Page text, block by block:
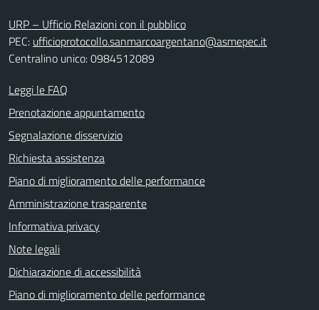
URP – Ufficio Relazioni con il pubblico
PEC: ufficioprotocollo.sanmarcoargentano@asmepec.it
Centralino unico: 0984512089
Leggi le FAQ
Prenotazione appuntamento
Segnalazione disservizio
Richiesta assistenza
Piano di miglioramento delle performance
Amministrazione trasparente
Informativa privacy
Note legali
Dichiarazione di accessibilità
Piano di miglioramento delle performance